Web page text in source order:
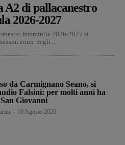
A2 di pallacanestro
2026-2027
femminile 2026-2027 si
come negli...
da Carmignano Seano, si
Falsini: per molti anni ha
Giovanni
10 Agosto 2026